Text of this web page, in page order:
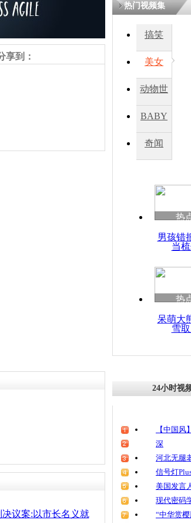
享到：
热门视频集
搞笑
美女
动物世
BABY
秀
奇闻
热
男孩错
当
热
呆萌大
雪
议案:以市长名义就
24小时视
【中国
深
河北无腿
信号灯
美国发言
现代密码
“中华赏